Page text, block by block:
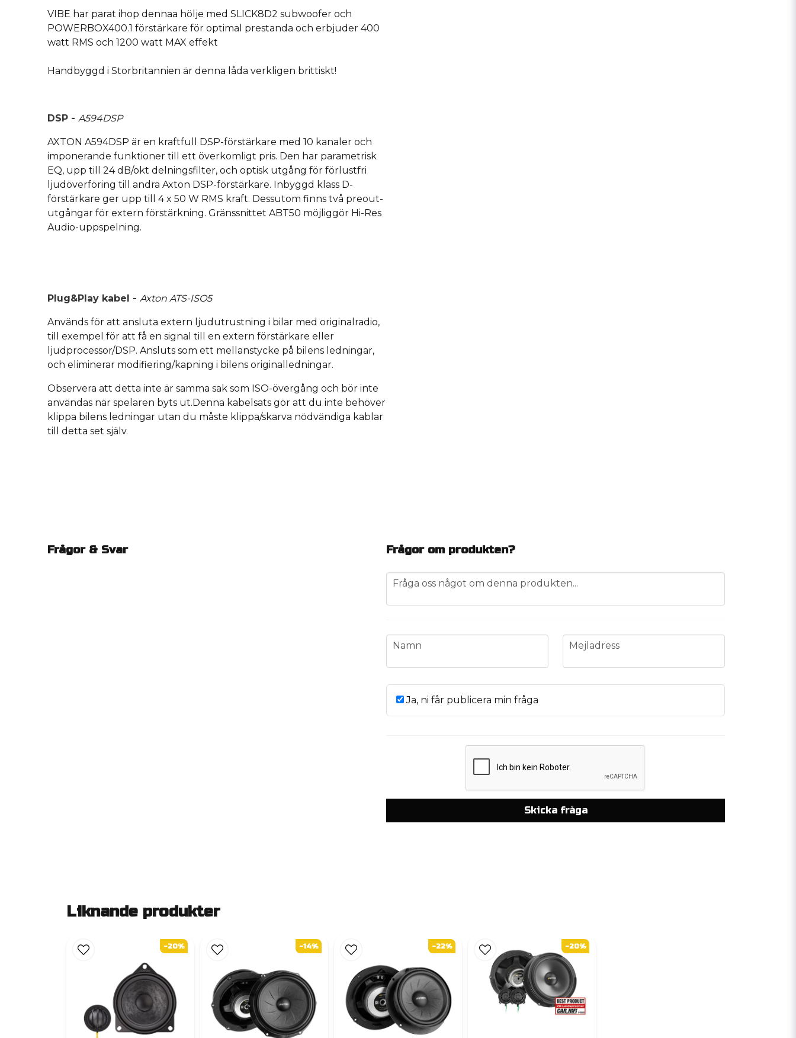
VIBE har parat ihop dennaa hölje med SLICK8D2 subwoofer och
POWERBOX400.1 förstärkare för optimal prestanda och erbjuder 400
watt RMS och 1200 watt MAX effekt
Handbyggd i Storbritannien är denna låda verkligen brittiskt!
DSP - A594DSP
AXTON A594DSP är en kraftfull DSP-förstärkare med 10 kanaler och
imponerande funktioner till ett överkomligt pris. Den har parametrisk
EQ, upp till 24 dB/okt delningsfilter, och optisk utgång för förlustfri
ljudöverföring till andra Axton DSP-förstärkare. Inbyggd klass D-
förstärkare ger upp till 4 x 50 W RMS kraft. Dessutom finns två preout-
utgångar för extern förstärkning. Gränssnittet ABT50 möjliggör Hi-Res
Audio-uppspelning.
Plug&Play kabel - Axton ATS-ISO5
Används för att ansluta extern ljudutrustning i bilar med originalradio,
till exempel för att få en signal till en extern förstärkare eller
ljudprocessor/DSP. Ansluts som ett mellanstycke på bilens ledningar,
och eliminerar modifiering/kapning i bilens originalledningar.
Observera att detta inte är samma sak som ISO-övergång och bör inte
användas när spelaren byts ut.Denna kabelsats gör att du inte behöver
klippa bilens ledningar utan du måste klippa/skarva nödvändiga kablar
till detta set själv.
Frågor & Svar Frågor om produkten?
question
Fråga oss något om denna produkten...
name
Namn email
Mejladress
Ja, ni får publicera min fråga
Skicka fråga
Liknande produkter
-20% -14% -22% -20%